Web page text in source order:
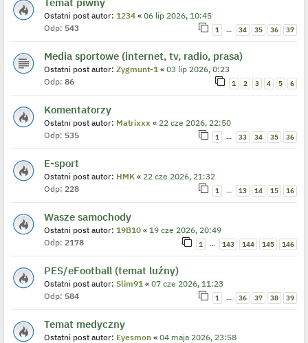
Ostatni post autor: 1234 « 06 lip 2026, 10:45
Odp: 543 1 … 34 35 36 37
Media sportowe (internet, tv, radio, prasa)
Ostatni post autor: Zygmunt-1 « 03 lip 2026, 0:23
Odp: 86 1 2 3 4 5 6
Komentatorzy
Ostatni post autor: Matrixxx « 22 cze 2026, 22:50
Odp: 535 1 … 33 34 35 36
E-sport
Ostatni post autor: HMK « 22 cze 2026, 21:32
Odp: 228 1 … 13 14 15 16
Wasze samochody
Ostatni post autor: 19B10 « 19 cze 2026, 20:49
Odp: 2178 1 … 143 144 145 146
PES/eFootball (temat luźny)
Ostatni post autor: Slim91 « 07 cze 2026, 11:23
Odp: 584 1 … 36 37 38 39
Temat medyczny
Ostatni post autor: Eyesmon « 04 maja 2026, 23:58